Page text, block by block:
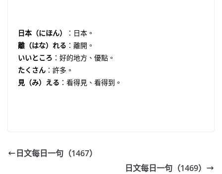
日本（にほん）
：日本。
離（はな）れる ：離開。
いいところ ：好的地方、優點。
たくさん ：許多。
見（み）える ：看得見、看得到。
日文每日一句（1467）
日文每日一句（1469）